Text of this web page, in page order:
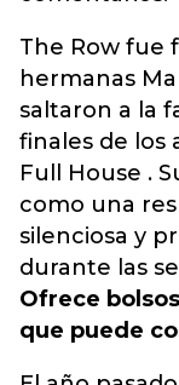
The Row fue
hermanas
saltaron a la
finales de los
Full House .
como una
silenciosa y
durante las
Ofrece
que puede